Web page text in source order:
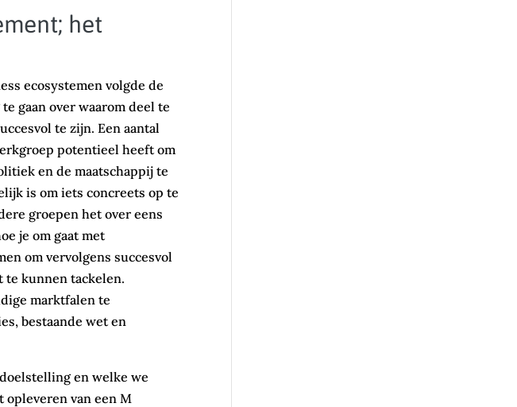
het
ecosystemen volgde de
gaan over waarom deel te
te zijn. Een aantal
potentieel heeft om
en de maatschappij te
is om iets concreets op te
groepen het over eens
je om gaat met
om vervolgens succesvol
kunnen tackelen.
marktfalen te
bestaande wet en
en welke we
opleveren van een M